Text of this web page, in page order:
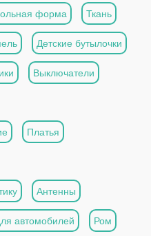
форма Ткань
Детские бутылочки
Выключатели
Платья
Антенны
автомобилей Ром